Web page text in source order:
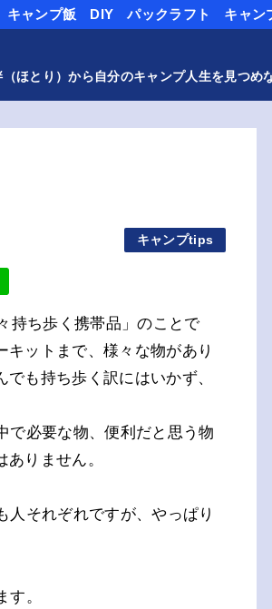
キャンプ飯 DIY パックラフト キャン
ほとり）から自分のキャンプ人生を見つめ
キャンプtips
持ち歩く携帯品」のことで
ットまで、様々な物があり
も持ち歩く訳にはいかず、
で必要な物、便利だと思う物
りません。
人それぞれですが、やっぱり
。